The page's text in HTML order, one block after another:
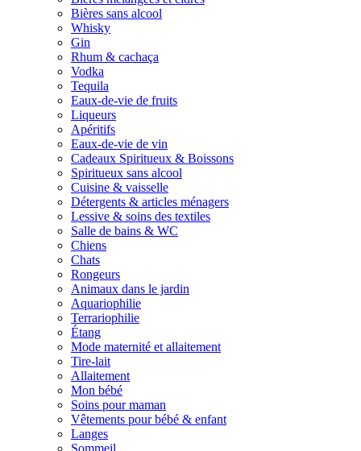
Bières sans alcool
Whisky
Gin
Rhum & cachaça
Vodka
Tequila
Eaux-de-vie de fruits
Liqueurs
Apéritifs
Eaux-de-vie de vin
Cadeaux Spiritueux & Boissons
Spiritueux sans alcool
Cuisine & vaisselle
Détergents & articles ménagers
Lessive & soins des textiles
Salle de bains & WC
Chiens
Chats
Rongeurs
Animaux dans le jardin
Aquariophilie
Terrariophilie
Étang
Mode maternité et allaitement
Tire-lait
Allaitement
Mon bébé
Soins pour maman
Vêtements pour bébé & enfant
Langes
Sommeil